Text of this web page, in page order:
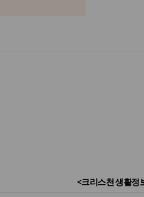
<크리스천 생활정